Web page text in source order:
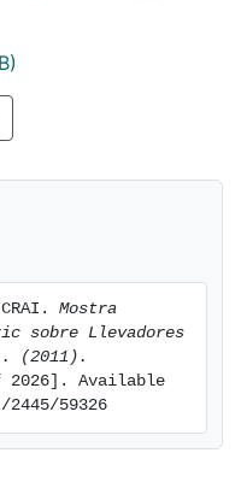
Mostra
sobre Llevadores
(2011).
2026]. Available
59326